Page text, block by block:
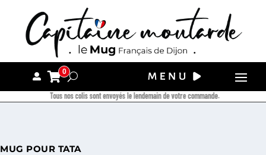
0
Tous nos colis sont envoyés le lendemain de votre commande.
MUG POUR TATA